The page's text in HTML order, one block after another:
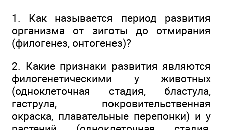
1. Как называется период развития
организма от зиготы до отмирания
(филогенез, онтогенез)?
2. Какие признаки развития являются
филогенетическими у животных
(одноклеточная стадия, бластула,
гаструла, покровительственная
окраска, плавательные перепонки) и у